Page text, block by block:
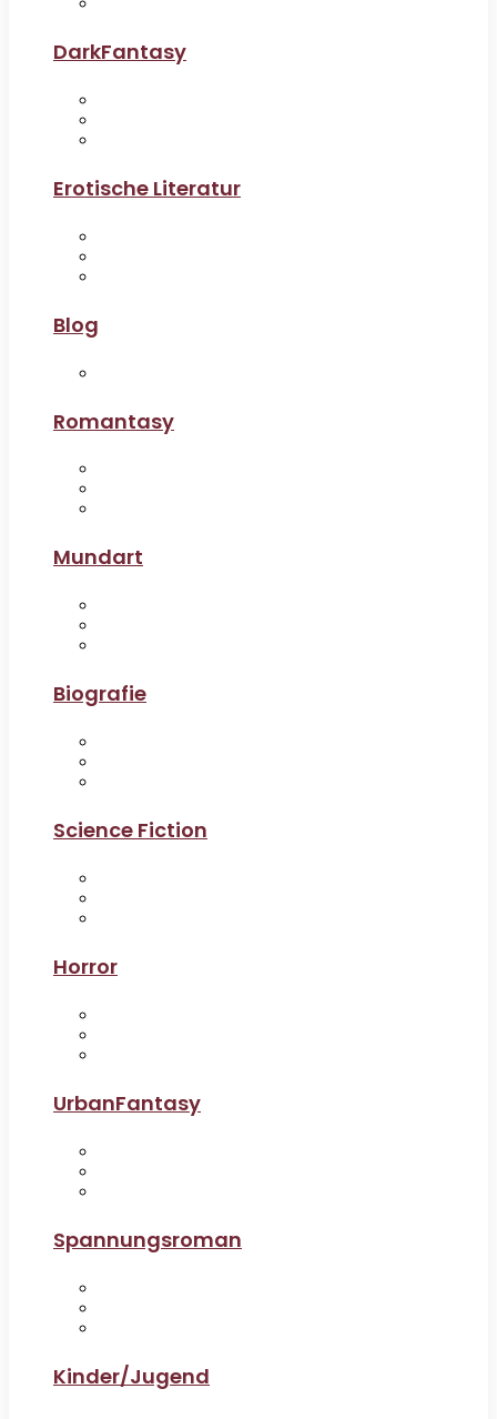
DarkFantasy
Erotische Literatur
Blog
Romantasy
Mundart
Biografie
Science Fiction
Horror
UrbanFantasy
Spannungsroman
Kinder/Jugend